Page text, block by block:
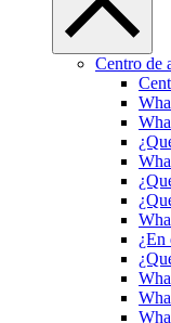
Centro de
¿En